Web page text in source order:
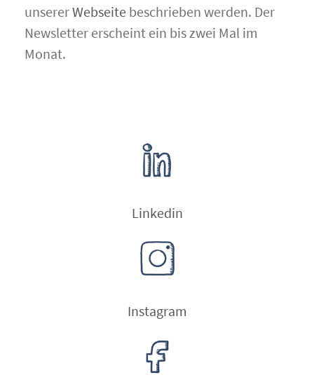
unsererWebseite beschrieben werden. Der
Newsletter erscheint ein bis zwei Mal im
Monat.
Linkedin
Instagram